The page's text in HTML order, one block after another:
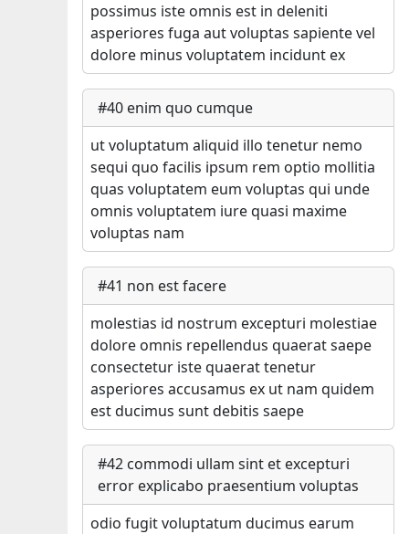
possimus iste omnis est in deleniti
asperiores fuga aut voluptas sapiente vel
dolore minus voluptatem incidunt ex
#40 enim quo cumque
ut voluptatum aliquid illo tenetur nemo
sequi quo facilis ipsum rem optio mollitia
quas voluptatem eum voluptas qui unde
omnis voluptatem iure quasi maxime
voluptas nam
#41 non est facere
molestias id nostrum excepturi molestiae
dolore omnis repellendus quaerat saepe
consectetur iste quaerat tenetur
asperiores accusamus ex ut nam quidem
est ducimus sunt debitis saepe
#42 commodi ullam sint et excepturi
error explicabo praesentium voluptas
odio fugit voluptatum ducimus earum